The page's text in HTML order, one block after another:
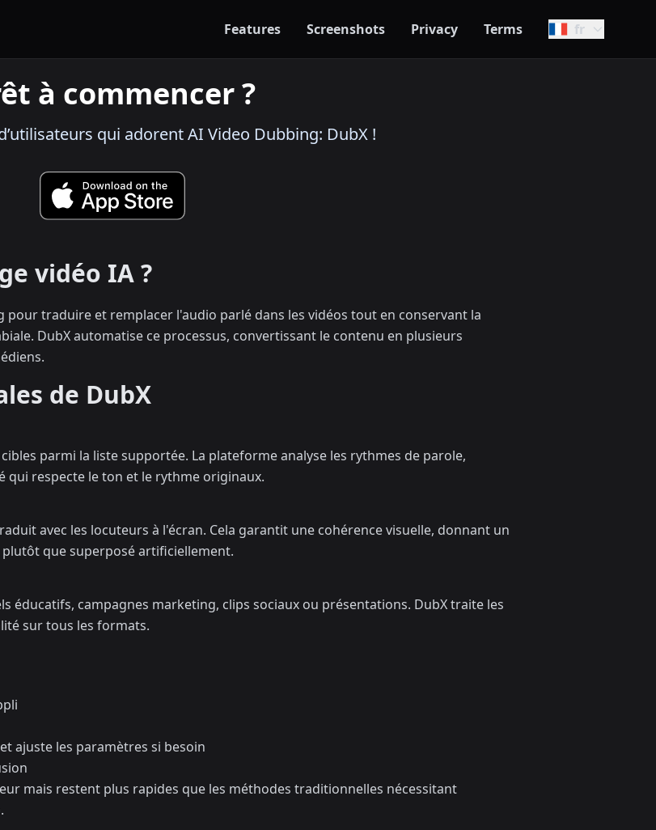
Features Screenshots Privacy Terms fr
à commencer ?
qui adorent AI Video Dubbing: DubX !
vidéo IA ?
pour traduire et remplacer l'audio parlé dans les vidéos tout en conservant la
DubX automatise ce processus, convertissant le contenu en plusieurs
de DubX
parmi la liste supportée. La plateforme analyse les rythmes de parole,
respecte le ton et le rythme originaux.
avec les locuteurs à l'écran. Cela garantit une cohérence visuelle, donnant un
que superposé artificiellement.
éducatifs, campagnes marketing, clips sociaux ou présentations. DubX traite les
sur tous les formats.
ajuste les paramètres si besoin
mais restent plus rapides que les méthodes traditionnelles nécessitant